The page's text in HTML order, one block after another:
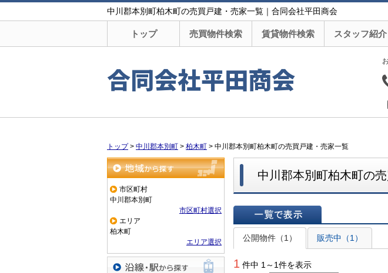
中川郡本別町柏木町の売買戸建・売家一覧｜合同会社平田商会
トップ 売買物件検索 賃貸物件検索 スタッフ紹介
合同会社平田商会
トップ> 中川郡本別町 > 柏木町 > 中川郡本別町柏木町の売買戸建・売家一覧
地域から探す
市区町村
中川郡本別町
市区町村選択
エリア
柏木町
エリア選択
中川郡本別町柏木町の
一覧で表示
公開物件（1）
販売中（1）
1 件中 1～1件を表示